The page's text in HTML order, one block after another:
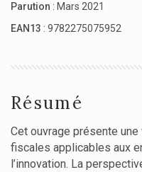
Parution : Mars 2021
EAN13 : 9782275075952
Résumé
Cet ouvrage présente
fiscales applicables aux
l’innovation. La